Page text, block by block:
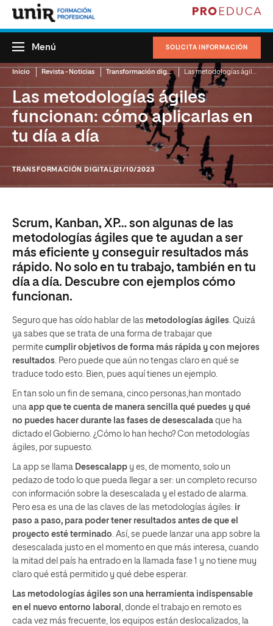
SOLICITA INFORMACIÓN
Menú
Inicio Revista - Noticias Transformación digital
Las metodologías ágiles
funcionan: cómo aplicarlas en
tu día a día
TRANSFORMACIÓN DIGITAL |21/10/2023
Scrum, Kanban, XP… son algunas de las
metodologías ágiles que te ayudan a ser
más eficiente y conseguir resultados más
rápido. No solo en tu trabajo, también en tu
día a día. Descubre con ejemplos cómo
funcionan.
Seguro que has oído hablar de las metodologías ágiles. Quizá
ya sabes que se trata de una forma de trabajar que
permite cumplir objetivos de forma más rápida y con mejores
resultados. Pero puede que aún no tengas claro en qué se
traduce todo esto. Bien, pues aquí tienes un ejemplo.
En tan solo un fin de semana, cinco personas,han montado
una app que te cuenta de manera sencilla qué puedes y qué
no puedes hacer durante las fases de desescalada que ha
dictado el Gobierno. ¿Cómo lo han hecho? Con metodologías
ágiles, por supuesto.
La app se llama Desescalapp y es, de momento, solo un
pedazo de todo lo que pueda llegar a ser: un completo recurso
con información sobre la desescalada y el estado de alarma.
Pero esa es una de las claves de las metodologías ágiles: ir
paso a paso, para poder tener resultados antes de que el
proyecto esté terminado. Así, se puede lanzar una app sobre la
desescalada justo en el momento en que más interesa, cuando
la mitad del país ha entrado en la llamada fase 1 y no tiene muy
claro qué está permitido y qué debe esperar.
Las metodologías ágiles son una herramienta indispensable
en el nuevo entorno laboral , donde el trabajo en remoto es
cada vez más frecuente, los equipos están deslocalizados, la